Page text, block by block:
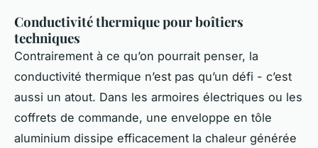
Conductivité thermique pour boîtiers
techniques
Contrairement à ce qu’on pourrait penser, la
conductivité thermique n’est pas qu’un défi - c’est
aussi un atout. Dans les armoires électriques ou les
coffrets de commande, une enveloppe en tôle
aluminium dissipe efficacement la chaleur générée